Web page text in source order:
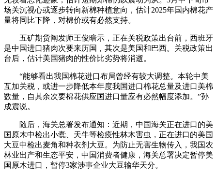
场关沉视心或逐步转向新棉种植意向，估计2025年国内棉花产
量将同比下降，对棉价或有必然支持。
五矿期货阐发师王俊暗示，正在关税政策出台前，西班牙
是中国进口猪肉次要来历国，其次是美国和巴西。关税政策出
台后，估计美国猪肉的性价比劣势将消逝。
“能够看出我国棉花进口布局曾经有较大调整。本轮中美
互加关税，或进一步降低本年度我国进口棉花总量及进口美棉
数量，自其余次要棉花供应国进口量应有必然幅度添加。”孙
成震说。
随后，海关总署发布通知：近期，中国海关正在进口的美
国原木中检出小蠹、天牛等检疫性林木害虫，正在进口的美国
大豆中检出麦角和种衣剂大豆。为防止无害生物传入，我国农
林业出产和生态平安，中国消费者健康，海关总署决定暂停美
国原木进口，暂停3家涉事企业大豆输华天分。